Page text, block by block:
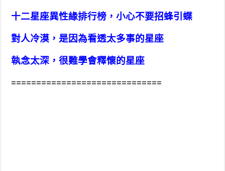
十二星座異性緣排行榜，小心不要招蜂引蝶
對人冷漠，是因為看透太多事的星座
執念太深，很難學會釋懷的星座
==============================